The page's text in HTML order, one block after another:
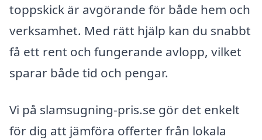
toppskick är avgörande för både hem och
verksamhet. Med rätt hjälp kan du snabbt
få ett rent och fungerande avlopp, vilket
sparar både tid och pengar.
Vi på slamsugning-pris.se gör det enkelt
för dig att jämföra offerter från lokala